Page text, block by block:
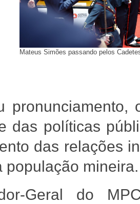
Mateus Simões passando pelos
pronunciamento,
das políticas
das relações
população
Geral do